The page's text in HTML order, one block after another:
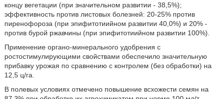
концу вегетации (при значительном развитии - 38,5%);
эффективность против листовых болезней: 20-25% против
пиренофороза (при эпифитотиийном развитии 40,0%) и 20% -
против бурой ржавчины (при эпифитотиийном развитии 100%).
Применение органо-минерального удобрения с
ростостимулирующими свойствами обеспечило значительную
прибавку урожая по сравнению с контролем (без обработки) на
12,5 ц/га.
В полевых условиях отмечено повышение всхожести семян на